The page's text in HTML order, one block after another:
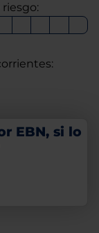
riesgo:
EBN, si lo